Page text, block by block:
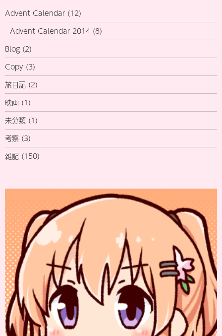
Advent Calendar (12)
Advent Calendar 2014 (8)
Blog (2)
Copy (3)
旅日記 (2)
映画 (1)
未分類 (1)
考察 (3)
雑記 (150)